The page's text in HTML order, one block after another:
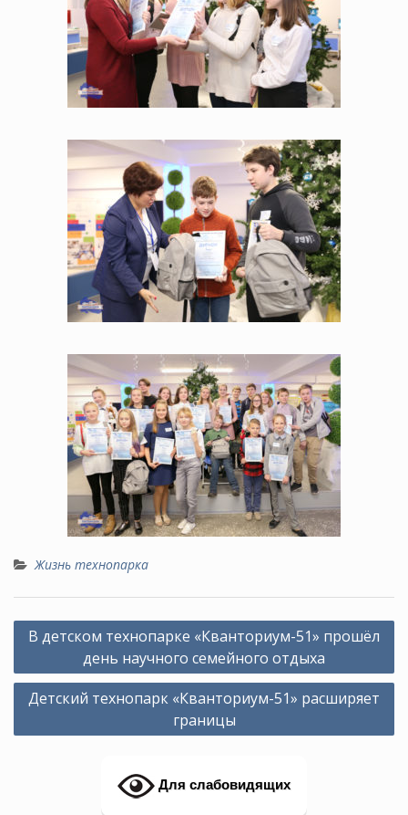
Жизнь технопарка
Навигация
записям
В детском технопарке «Кванториум-51» прошёл
день научного семейного отдыха
Детский технопарк «Кванториум-51» расширяет
границы
Для слабовидящих